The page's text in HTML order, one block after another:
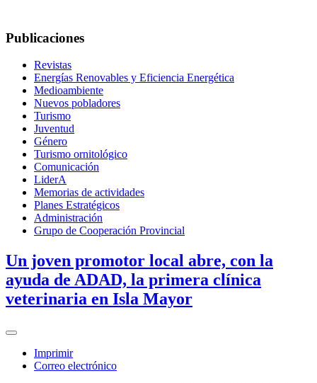
Publicaciones
Revistas
Energías Renovables y Eficiencia Energética
Medioambiente
Nuevos pobladores
Turismo
Juventud
Género
Turismo ornitológico
Comunicación
LiderA
Memorias de actividades
Planes Estratégicos
Administración
Grupo de Cooperación Provincial
Un joven promotor local abre, con la
ayuda de ADAD, la primera clínica
veterinaria en Isla Mayor
Imprimir
Correo electrónico